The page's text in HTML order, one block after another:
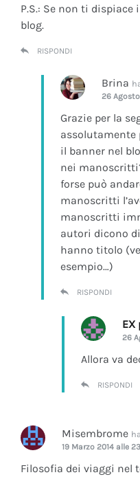
P.S.: Se non ti
blog.
RISPONDI
Brina
26 Agosto
Grazie per la
assolutamente
il banner nel
nei
forse può
manoscritti
manoscritti
autori dicono
hanno titolo
esempio…)
RISPONDI
EX
26
Allora va
RISPONDI
Misembrome
19 Marzo 2014 alle
Filosofia dei viaggi nel